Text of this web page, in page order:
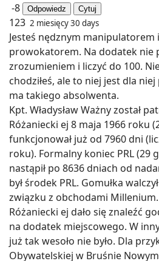
-8
Odpowiedz Cytuj
123 2 miesięcy 30 days
Jesteś nędznym manipulatorem
prowokatorem. Na dodatek nie
zrozumieniem i liczyć do 100.
chodziłeś, ale to niej jest dla
ma takiego absolwenta.
Kpt. Władysław Ważny został
Różaniecki ej 8 maja 1966 roku
funkcjonował już od 7960 dni
roku). Formalny koniec PRL (29
nastąpił po 8636 dniach od
był środek PRL. Gomułka
związku z obchodami
Różaniecki ej dało się znaleźć
na dodatek miejscowego. W
już tak wesoło nie było. Dla
Obywatelskiej w Bruśnie